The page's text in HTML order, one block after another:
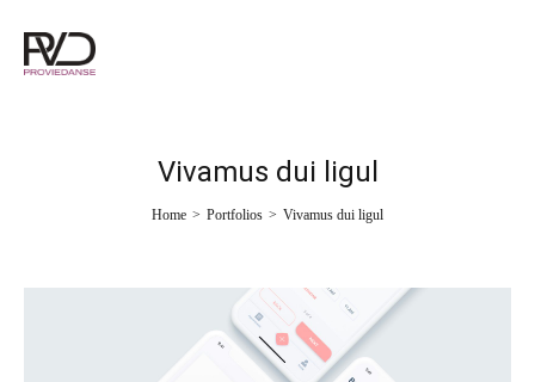
Vivamus dui ligul
Home > Portfolios > Vivamus dui ligul